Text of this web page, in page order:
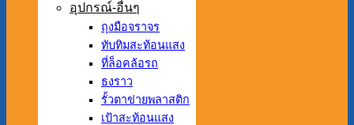
อุปกรณ์-อื่นๆ
ถุงมือจราจร
ทับทิมสะท้อนแสง
ที่ล็อคล้อรถ
ธงราว
รั้วตาข่ายพลาสติก
เป้าสะท้อนแสง